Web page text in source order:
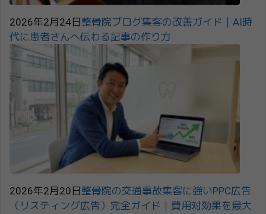
2026年2月24日 整骨院ブログ集客の改善ガイド｜AI時
代に患者さんへ伝わる記事の作り方
2026年2月20日 整骨院の交通事故集客に強いPPC広告
（リスティング広告）完全ガイド｜費用対効果を最大